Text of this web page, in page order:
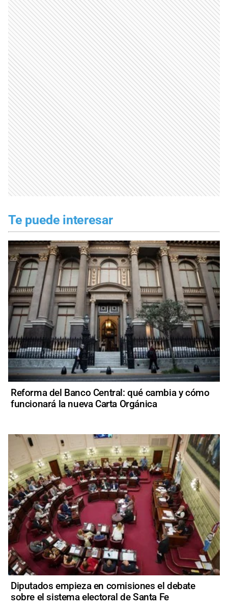
Te puede interesar
Reforma del Banco Central: qué cambia y cómo
funcionará la nueva Carta Orgánica
Diputados empieza en comisiones el debate
sobre el sistema electoral de Santa Fe